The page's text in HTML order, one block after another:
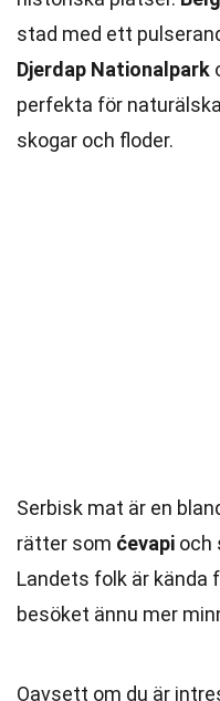
stad med ett
Djerdap Nationalpark
perfekta för
skogar och floder.
Serbisk mat är en
rätter som ćevapi och
Landets folk är kända
besöket ännu mer
Oavsett om du är